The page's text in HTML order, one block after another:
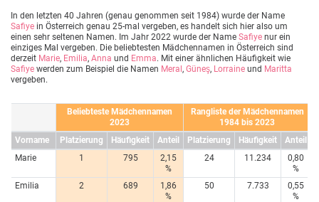
In den letzten 40 Jahren (genau genommen seit 1984) wurde der Name
Safiye in Österreich genau 25-mal vergeben, es handelt sich hier also um
einen sehr seltenen Namen. Im Jahr 2022 wurde der Name Safiye nur ein
einziges Mal vergeben. Die beliebtesten Mädchennamen in Österreich sind
derzeit Marie, Emilia, Anna und Emma. Mit einer ähnlichen Häufigkeit wie
Safiye werden zum Beispiel die Namen Meral, Güneş, Lorraine und Maritta
vergeben.
Beliebteste Mädchennamen
2023
Rangliste der Mädchennamen
1984 bis 2023
Vorname
Platzierung Häufigkeit Anteil Platzierung Häufigkeit
Anteil
Marie
1 795
2,15
%
24 11.234
0,80
%
Emilia
2 689
1,86
%
50 7.733
0,55
%